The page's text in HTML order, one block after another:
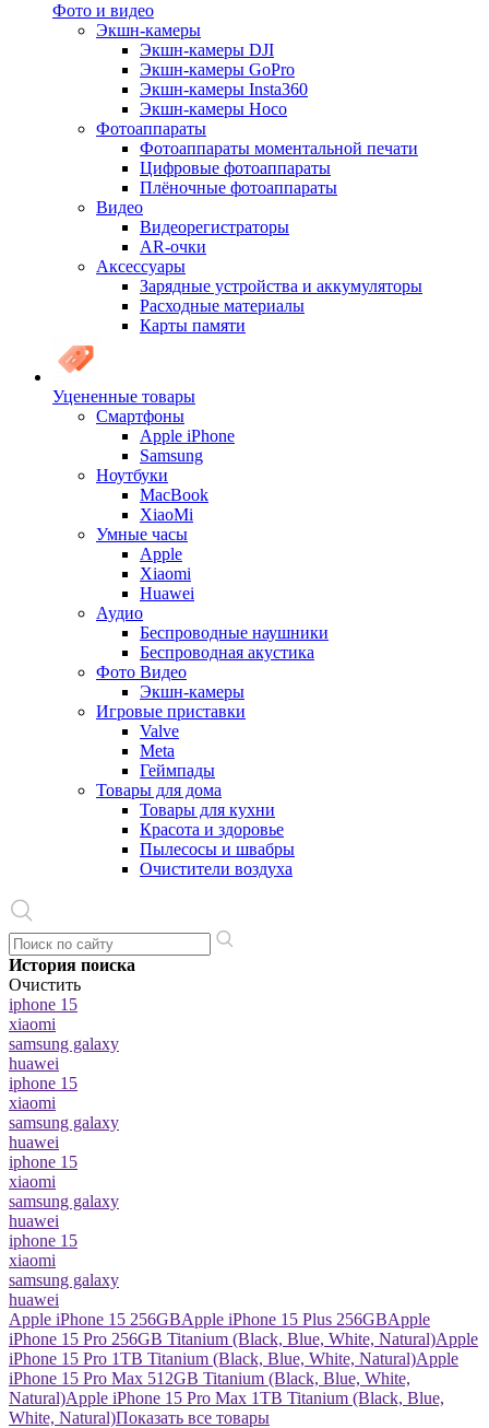
Фото и видео
Экшн-камеры
Экшн-камеры DJI
Экшн-камеры GoPro
Экшн-камеры Insta360
Экшн-камеры Hoco
Фотоаппараты
Фотоаппараты моментальной печати
Цифровые фотоаппараты
Плёночные фотоаппараты
Видео
Видеорегистраторы
AR-очки
Аксессуары
Зарядные устройства и аккумуляторы
Расходные материалы
Карты памяти
Уцененные товары
Cмартфоны
Apple iPhone
Samsung
Ноутбуки
MacBook
XiaoMi
Умные часы
Apple
Xiaomi
Huawei
Аудио
Беспроводные наушники
Беспроводная акустика
Фото Видео
Экшн-камеры
Игровые приставки
Valve
Meta
Геймпады
Товары для дома
Товары для кухни
Красота и здоровье
Пылесосы и швабры
Очистители воздуха
История поиска
Очистить
iphone 15
xiaomi
samsung galaxy
huawei
iphone 15
xiaomi
samsung galaxy
huawei
iphone 15
xiaomi
samsung galaxy
huawei
iphone 15
xiaomi
samsung galaxy
huawei
Apple iPhone 15 256GBApple iPhone 15 Plus 256GBApple
iPhone 15 Pro 256GB Titanium (Black, Blue, White, Natural)Apple
iPhone 15 Pro 1TB Titanium (Black, Blue, White, Natural)Apple
iPhone 15 Pro Max 512GB Titanium (Black, Blue, White,
Natural)Apple iPhone 15 Pro Max 1TB Titanium (Black, Blue,
White, Natural)Показать все товары